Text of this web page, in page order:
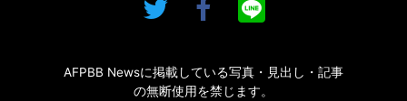
AFPBB Newsに掲載している写真・見出し・記事
の無断使用を禁じます。